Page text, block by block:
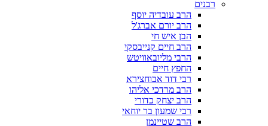
רבנים
הרב עובדיה יוסף
הרב יורם אברג'ל
הבן איש חי
הרב חיים קנייבסקי
הרבי מליובאוויטש
החפץ חיים
רבי דוד אבוחצירא
הרב מרדכי אליהו
הרב יצחק כדורי
רבי שמעון בר יוחאי
הרב שטיינמן